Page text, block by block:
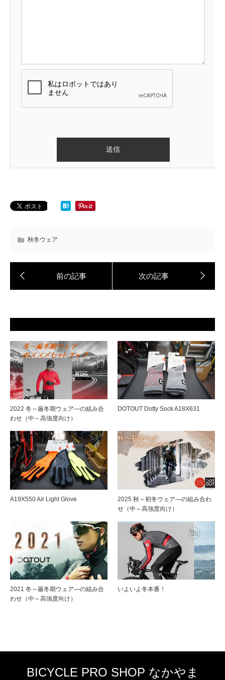
秋冬ウェア
2022 冬～厳冬期ウェア―の組み合
わせ（中～高強度向け）
DOTOUT Dotty Sock A18X631
A19X550 Air Light Glove
2025 秋～初冬ウェア―の組み合わ
せ（中～高強度向け）
2021 冬～厳冬期ウェア―の組み合
わせ（中～高強度向け）
いよいよ冬本番！
BICYCLE PRO SHOP なかやま